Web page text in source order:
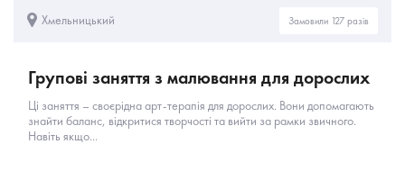
Хмельницький Замовили 127 разів
Групові заняття з малювання для дорослих
Ці заняття – своєрідна арт-терапія для дорослих. Вони допомагають
знайти баланс, відкритися творчості та вийти за рамки звичного.
Навіть якщо...